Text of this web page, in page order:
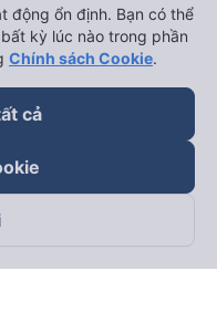
động ổn định. Bạn có thể
kỳ lúc nào trong phần
Chính sách Cookie.
cả